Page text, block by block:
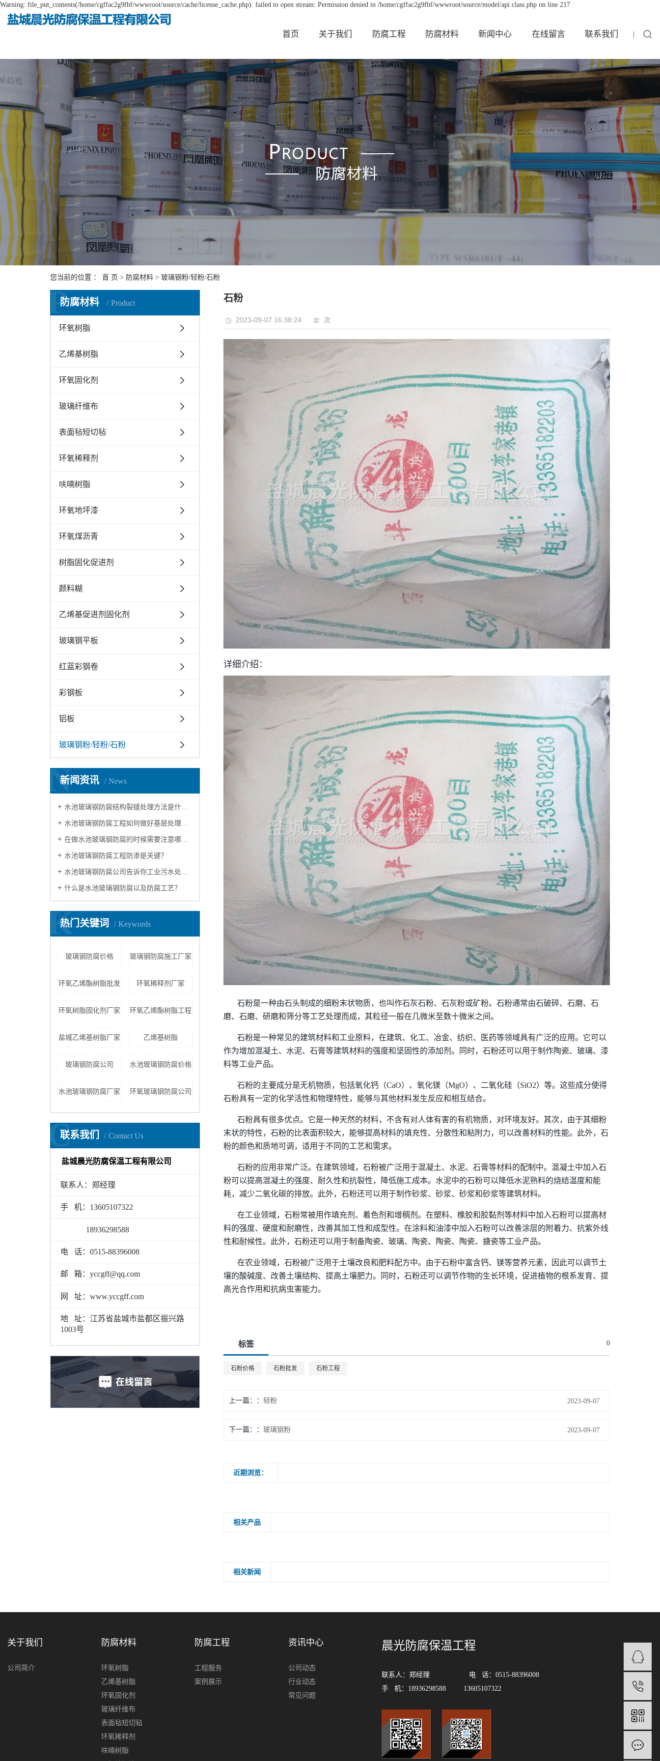
Warning: file_put_contents(/home/cgffac2g9fbf/wwwroot/source/cache/license_cache.php): failed to open stream: Permission denied in /home/cgffac2g9fbf/wwwroot/source/model/api.class.php on line 217
首页 关于我们 防腐工程 防腐材料 新闻中心 在线留言 联系我们
您当前的位置 ： 首 页 > 防腐材料 > 玻璃钢粉/轻粉/石粉
防腐材料 Product
P
环氧树脂
乙烯基树脂
环氧固化剂
玻璃纤维布
表面毡短切毡
环氧稀释剂
呋喃树脂
环氧地坪漆
环氧煤沥青
树脂固化促进剂
颜料糊
乙烯基促进剂固化剂
玻璃钢平板
红蓝彩钢卷
彩钢板
铝板
玻璃钢粉/轻粉/石粉
新闻资讯 News
N
水池玻璃钢防腐结构裂缝处理方法是什么？
水池玻璃钢防腐工程如何做好基层处理呢？
在做水池玻璃钢防腐的时候需要注意哪些？
水池玻璃钢防腐工程防渗是关键？
水池玻璃钢防腐公司告诉你工业污水处理池防腐效果降低原因及其解决方法？
什么是水池玻璃钢防腐以及防腐工艺？
热门关键词 Keywords
K
玻璃钢防腐价格 玻璃钢防腐施工厂家
环氧乙烯酯树脂批发 环氧稀释剂厂家
环氧树脂固化剂厂家 环氧乙烯酯树脂工程
盐城乙烯基树脂厂家 乙烯基树脂
玻璃钢防腐公司 水池玻璃钢防腐价格
水池玻璃钢防腐厂家 环氧玻璃钢防腐公司
联系我们 Contact Us
C
盐城晨光防腐保温工程有限公司
联系人：郑经理
手 机：13605107322
18936298588
电 话：0515-88396008
邮 箱：yccgff@qq.com
网 址：www.yccgff.com
地 址：江苏省盐城市盐都区振兴路
1003号
石粉
2023-09-07 16:38:24 次
详细介绍：
石粉是一种由石头制成的细粉末状物质，也叫作石灰石粉、石灰粉或矿粉。石粉通常由石破碎、石磨、石
磨、石磨、研磨和筛分等工艺处理而成，其粒径一般在几微米至数十微米之间。
石粉是一种常见的建筑材料和工业原料，在建筑、化工、冶金、纺织、医药等领域具有广泛的应用。它可以
作为增加混凝土、水泥、石膏等建筑材料的强度和坚固性的添加剂。同时，石粉还可以用于制作陶瓷、玻璃、漆
料等工业产品。
石粉的主要成分是无机物质，包括氧化钙（CaO）、氧化镁（MgO）、二氧化硅（SiO2）等。这些成分使得
石粉具有一定的化学活性和物理特性，能够与其他材料发生反应和相互结合。
石粉具有很多优点。它是一种天然的材料，不含有对人体有害的有机物质，对环境友好。其次，由于其细粉
末状的特性，石粉的比表面积较大，能够提高材料的填充性、分散性和粘附力，可以改善材料的性能。此外，石
粉的颜色和质地可调，适用于不同的工艺和需求。
石粉的应用非常广泛。在建筑领域，石粉被广泛用于混凝土、水泥、石膏等材料的配制中。混凝土中加入石
粉可以提高混凝土的强度、耐久性和抗裂性，降低施工成本。水泥中的石粉可以降低水泥熟料的烧结温度和能
耗，减少二氧化碳的排放。此外，石粉还可以用于制作砂浆、砂浆、砂浆和砂浆等建筑材料。
在工业领域，石粉常被用作填充剂、着色剂和增稠剂。在塑料、橡胶和胶黏剂等材料中加入石粉可以提高材
料的强度、硬度和耐磨性，改善其加工性和成型性。在涂料和油漆中加入石粉可以改善涂层的附着力、抗紫外线
性和耐候性。此外，石粉还可以用于制备陶瓷、玻璃、陶瓷、陶瓷、陶瓷、搪瓷等工业产品。
在农业领域，石粉被广泛用于土壤改良和肥料配方中。由于石粉中富含钙、镁等营养元素，因此可以调节土
壤的酸碱度、改善土壤结构、提高土壤肥力。同时，石粉还可以调节作物的生长环境，促进植物的根系发育、提
高光合作用和抗病虫害能力。
标签 0
石粉价格 石粉批发 石粉工程
上一篇： 轻粉 2023-09-07
下一篇： 玻璃钢粉 2023-09-07
近期浏览：
相关产品
相关新闻
关于我们
公司简介
防腐材料
环氧树脂
乙烯基树脂
环氧固化剂
玻璃纤维布
表面毡短切毡
环氧稀释剂
呋喃树脂
防腐工程
工程服务
案例展示
资讯中心
公司动态
行业动态
常见问题
晨光防腐保温工程
联系人：郑经理 电 话：0515-88396008
手 机：18936298588 13605107322